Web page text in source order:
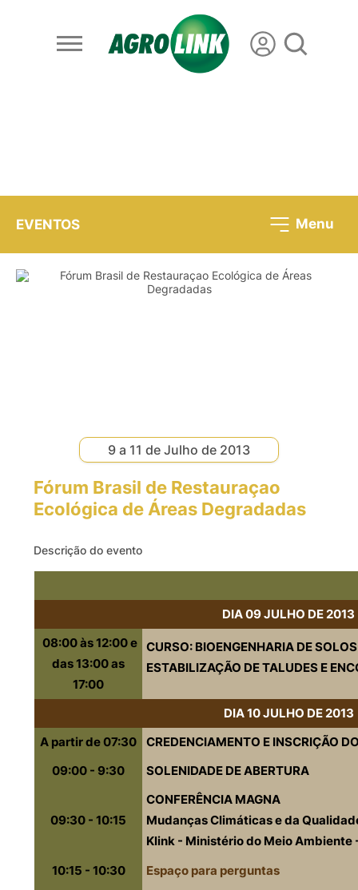
EVENTOS Menu
9 a 11 de Julho de 2013
Fórum Brasil de Restauraçao
Ecológica de Áreas Degradadas
Descrição do evento
DIA09JULHO DE 2013
08:00às12:00 e
das13:00 as
17:00
CURSO: BIOENGENHARIA DE
ESTABILIZAÇÃO DETALUDES E
DIA10JULHO DE 2013
A partirde 07:30 CREDENCIAMENTO E INSCRIÇÃO
09:00 - 9:30
SOLENIDADE DEABERTURA
09:30 - 10:15
CONFERÊNCIA MAGNA
MudançasClimáticaseda
Klink - Ministériodo MeioAmbiente
10:15 - 10:30
Espaço para perguntas